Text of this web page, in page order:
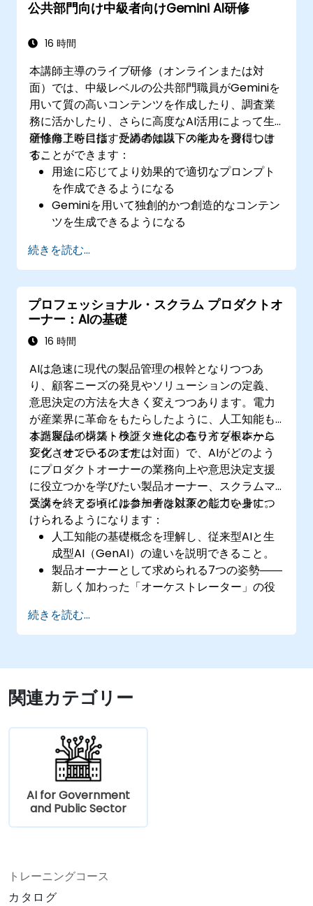
公共部門向け中級者向けGemini AI研修
16 時間
本講師主導のライブ研修（オンラインまたは対
面）では、中級レベルの公共部門職員がGeminiを
用いて質の高いコンテンツを作成したり、調査業
務に活かしたり、さらに高度なAI活用によって生
産性向上を目指すための知識・スキルを習得しま
す。
研修修了時には、受講者は以下の能力を身につけ
ることができます：
用途に応じてより効果的で適切なプロンプト
を作成できるようになる
Geminiを用いて独創的かつ創造的なコンテン
ツを生成できるようになる
なる
Geminiを活用してブレインストーミングや計
画立案、アイデアの整理を行えるようになる
続きを読む...
プロフェッショナル・スクラム プロダクトオ
ーナー：AIの基礎
16 時間
AIは急速に現代の製品管理の根幹となりつつあ
り、顧客ニーズの発見やソリューションの定義、
意思決定の方法を大きく変えつつあります。電力
が産業界に革命をもたらしたように、人工知能も
また製品の構築・検証・進化の在り方を根本から
変化させているのです。
本講座はインストラクターによるライブトレーニ
ング（オンラインまたは対面）で、AIがどのよう
にプロダクトオーナーの業務向上や意思決定支援
に役立つかを学びたい製品オーナー、スクラムマ
スター、アジャイルコーチを対象としています。
受講を終える頃には参加者は以下の能力を身につ
けられるようになります：
人工知能の基礎概念を理解し、従来型AIと生
成型AI（GenAI）の違いを説明できること。
製品オーナーとして求められる7つの姿勢――
新しく加わった「オーケストレーター」の役
家、顧客代表といった各立場をAIで強化でき
ること。
ルを専門的スキルを持つ知的な協力者として
活用できること。
顧客理解を深め、AIの支援を受けて仮説検証
際に顧客と接することも忘れないこと。
3x3フレームワークなどの体系的な枠組みを用
いて製品ビジョンを構築・伝達し、AIでその
ストーリーを形作ったり可視化したりできる
こと。
AIツールで機能群の価値度、実現可能性、ユ
ーザーへの影響を分析・優先順位付けし、製
続きを読む...
関連カテゴリー
AI for Government
and Public Sector
トレーニングコース
カタログ